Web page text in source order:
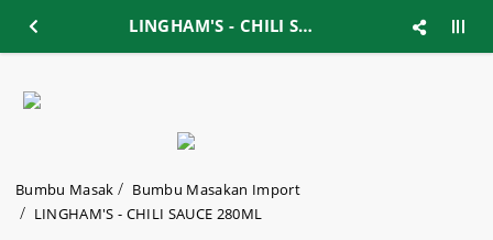
LINGHAM'S - CHILI SAUCE 280ML
Bumbu Masak
Bumbu Masakan Import
LINGHAM'S - CHILI SAUCE 280ML